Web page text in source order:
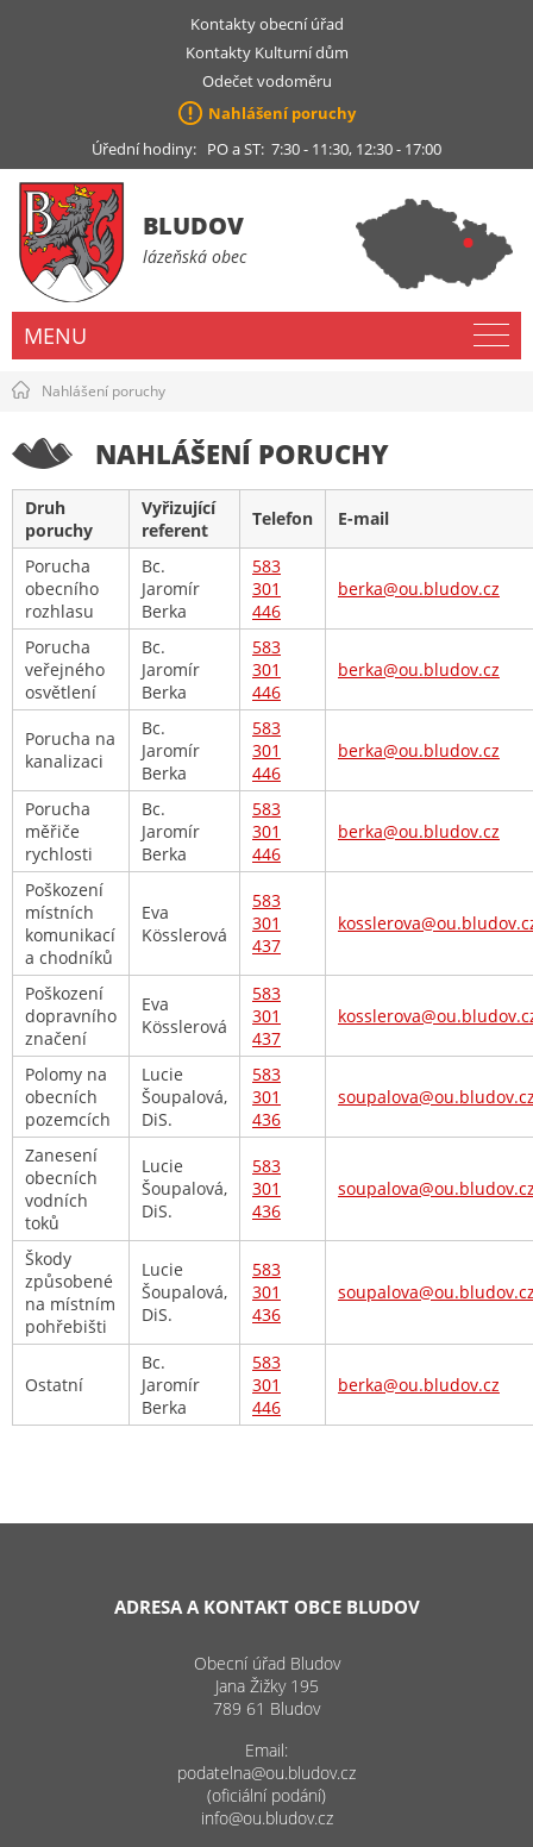
Kontakty obecní úřad
Kontakty Kulturní dům
Odečet vodoměru
Nahlášení poruchy
Úřední hodiny: PO a ST: 7:30 - 11:30, 12:30 - 17:00
BLUDOV
lázeňská obec
MENU
Nahlášení poruchy
NAHLÁŠENÍ PORUCHY
Druh
poruchy
Vyřizující
referent
Telefon E-mail
Porucha
obecního
rozhlasu
Bc.
Jaromír
Berka
583
301
446
berka@ou.bludov.cz
Porucha
veřejného
osvětlení
Bc.
Jaromír
Berka
583
301
446
berka@ou.bludov.cz
Porucha na
kanalizaci
Bc.
Jaromír
Berka
583
301
446
berka@ou.bludov.cz
Porucha
měřiče
rychlosti
Bc.
Jaromír
Berka
583
301
446
berka@ou.bludov.cz
Poškození
místních
komunikací
a chodníků
Eva
Kösslerová
583
301
437
Poškození
dopravního
značení
Eva
Kösslerová
583
301
437
Polomy na
obecních
pozemcích
Lucie
Šoupalová,
DiS.
583
301
436
Zanesení
obecních
vodních
toků
Lucie
Šoupalová,
DiS.
583
301
436
Škody
způsobené
na místním
pohřebišti
Lucie
Šoupalová,
DiS.
583
301
436
Ostatní
Bc.
Jaromír
Berka
583
301
446
berka@ou.bludov.cz
ADRESA A KONTAKT OBCE BLUDOV
Obecní úřad Bludov
Jana Žižky 195
789 61 Bludov
Email:
podatelna@ou.bludov.cz
(oficiální podání)
info@ou.bludov.cz